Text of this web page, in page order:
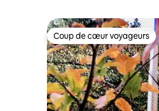
Coup de cœur voyageurs
Coup de cœur voyageurs